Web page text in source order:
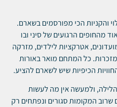
והקניות הכי מפורסמים בשארם.
מהחופים הרגועים של סיני ובו
אטרקציות לילדים, מזרקה
מזכרות. כל המתחם מואר באורות
הכיפיות שיש לשארם להציע.
ולמעשה אין מה לעשות
המקומות סגורים ונפתחים רק